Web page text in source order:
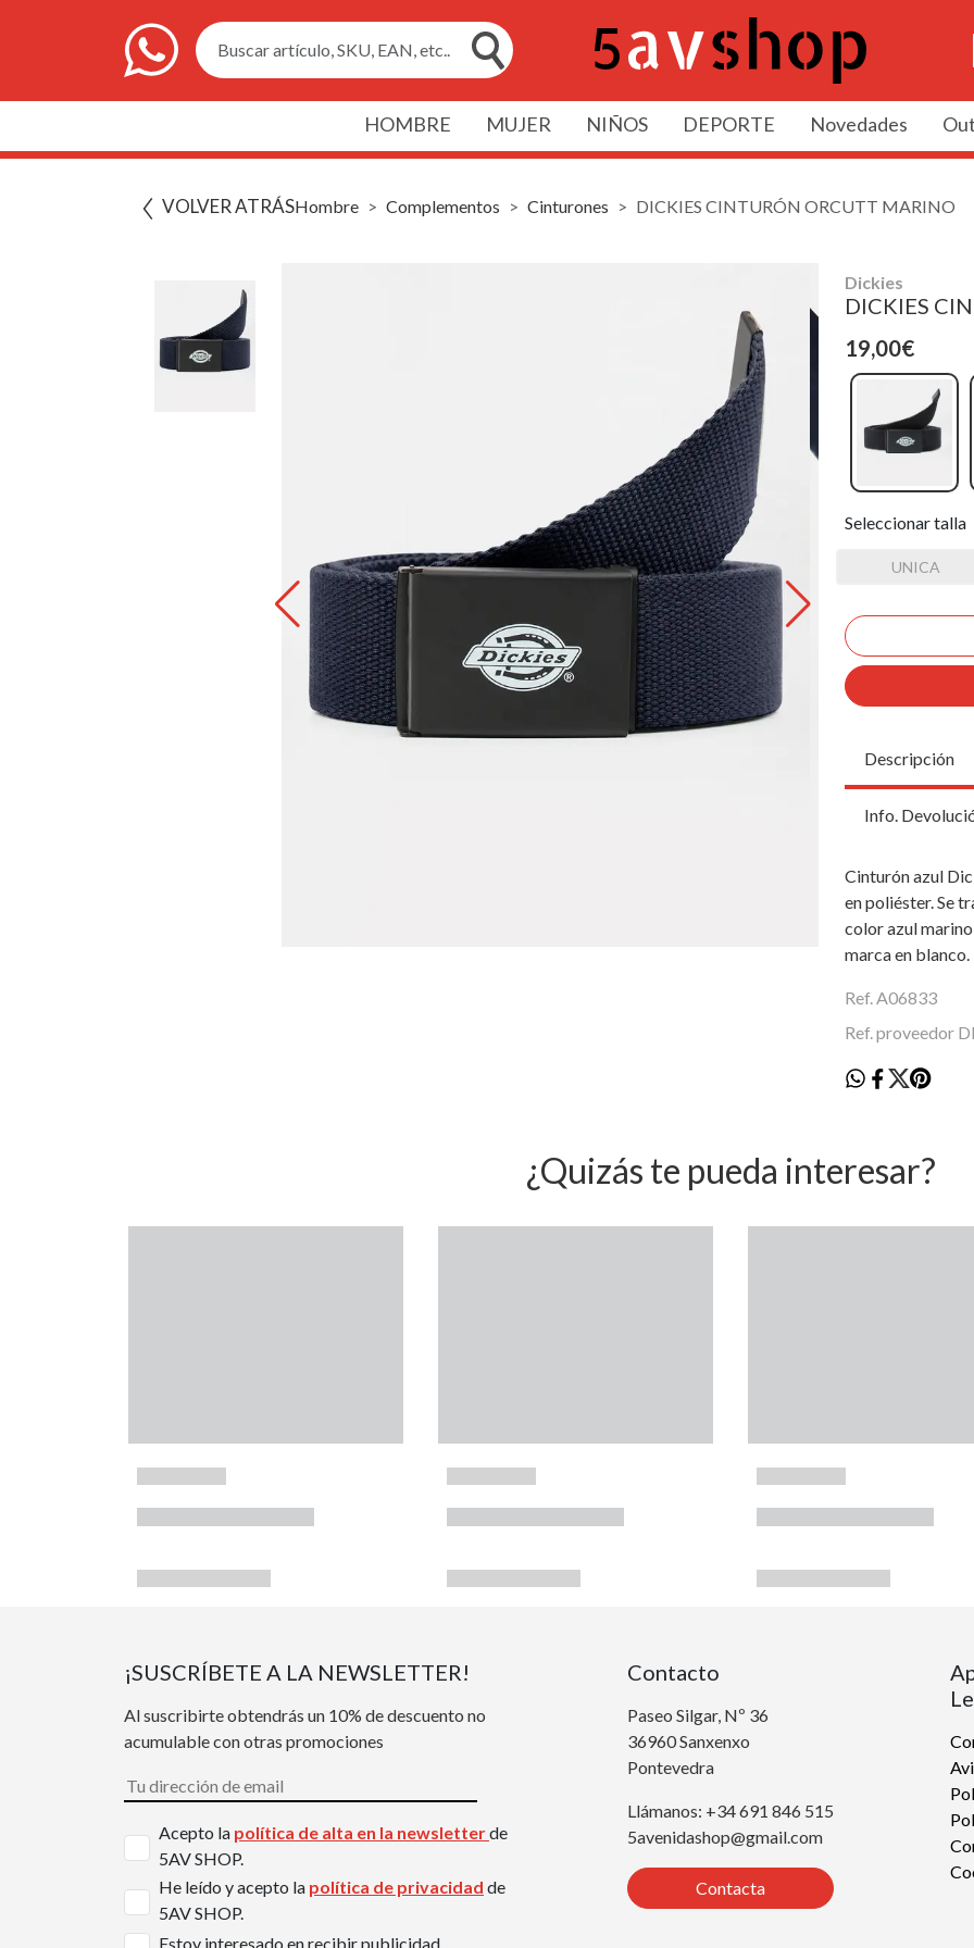
Buscar artículo, SKU, EAN, etc..
HOMBRE MUJER NIÑOS DEPORTE Novedades
VOLVER ATRÁSHombre Complementos Cinturones DICKIES CINTURÓN ORCUTT MARINO
Dickies
DICKIES
19,00€
Seleccionar talla
UNICA
Descripción
Info.
Cinturón azul
en poliéster. Se
color azul
marca en blanco.
Ref. A06833
Ref. proveedor
¿Quizás te pueda interesar?
¡SUSCRÍBETE A LA NEWSLETTER!
Al suscribirte obtendrás un 10% de descuento no
acumulable con otras promociones
Acepto la política de alta en la newsletterde
5AV SHOP.
He leído y acepto la política de privacidad de
5AV SHOP.
Estoy interesado en recibir publicidad.
Contacto
Paseo Silgar, Nº 36
36960 Sanxenxo
Pontevedra
Llámanos: +34 691 846 515
5avenidashop@gmail.com
Contacta